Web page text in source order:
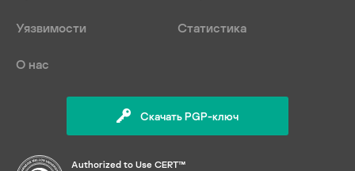
Уязвимости Статистика
О нас
Скачать PGP-ключ
Authorized to Use CERT™